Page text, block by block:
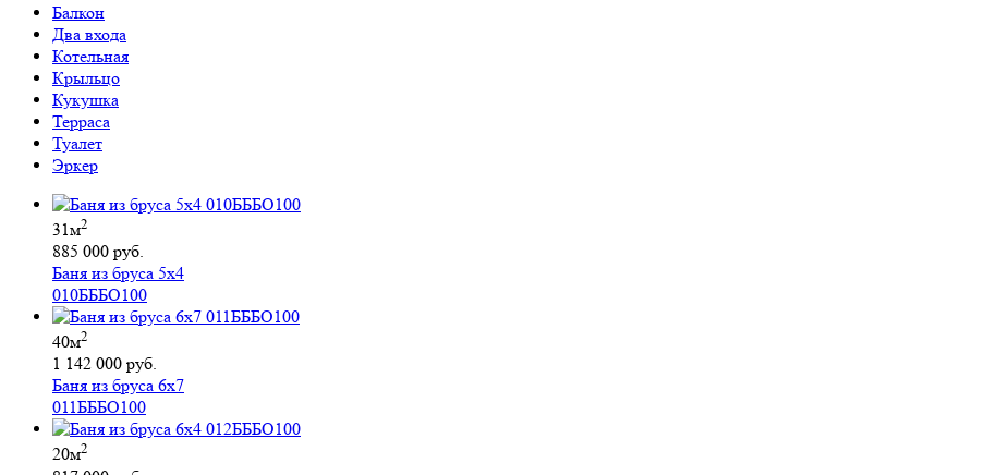
Балкон
Два входа
Котельная
Крыльцо
Кукушка
Терраса
Туалет
Эркер
31м2
885 000 руб.
Баня из бруса 5х4
010БББО100
40м2
1 142 000 руб.
Баня из бруса 6х7
011БББО100
20м2